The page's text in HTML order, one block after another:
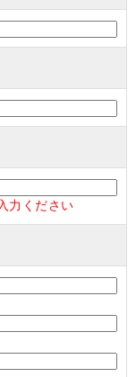
力ください